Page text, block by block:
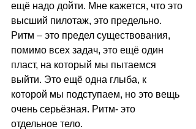
ещё надо дойти. Мне кажется, что это
высший пилотаж, это предельно.
Ритм – это предел существования,
помимо всех задач, это ещё один
пласт, на который мы пытаемся
выйти. Это ещё одна глыба, к
которой мы подступаем, но это вещь
очень серьёзная. Ритм- это
отдельное тело.